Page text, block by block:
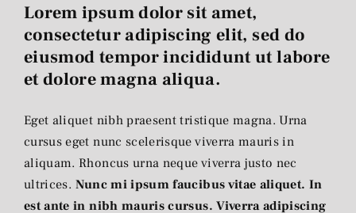
Lorem ipsum dolor sit amet,
consectetur adipiscing elit, sed do
eiusmod tempor incididunt ut labore
et dolore magna aliqua.
Eget aliquet nibh praesent tristique magna. Urna
cursus eget nunc scelerisque viverra mauris in
aliquam. Rhoncus urna neque viverra justo nec
ultrices. Nunc mi ipsum faucibus vitae aliquet. In
est ante in nibh mauris cursus. Viverra adipiscing